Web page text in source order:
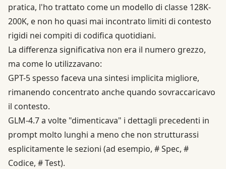
pratica, l'ho trattato come un modello di classe 128K-
200K, e non ho quasi mai incontrato limiti di contesto
rigidi nei compiti di codifica quotidiani.
La differenza significativa non era il numero grezzo,
ma come lo utilizzavano:
GPT-5 spesso faceva una sintesi implicita migliore,
rimanendo concentrato anche quando sovraccaricavo
il contesto.
GLM-4.7 a volte "dimenticava" i dettagli precedenti in
prompt molto lunghi a meno che non strutturassi
esplicitamente le sezioni (ad esempio, # Spec, #
Codice, # Test).